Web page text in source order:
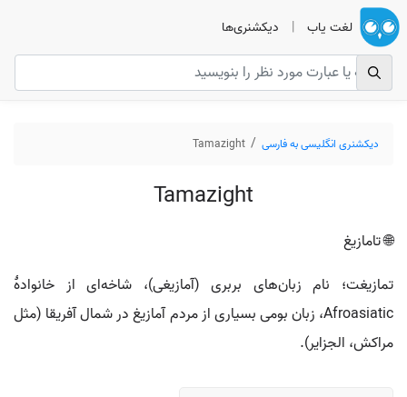
لغت یاب | دیکشنری‌ها
دیکشنری انگلیسی به فارسی Tamazight
Tamazight
🌐 تامازیغ
تمازیغت؛ نام زبان‌های بربری (آمازیغی)، شاخه‌ای از خانوادهٔ
Afroasiatic، زبان بومی بسیاری از مردم آمازیغ در شمال آفریقا (مثل
مراکش، الجزایر).